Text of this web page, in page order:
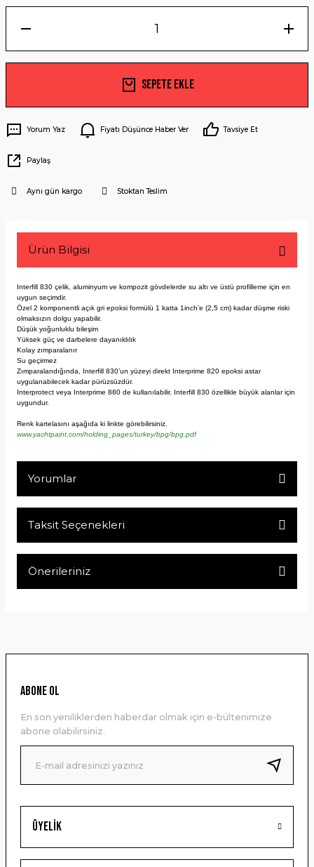
Sepete Ekle
Yorum Yaz Fiyatı Düşünce Haber Ver Tavsiye Et
Paylaş
Aynı gün kargo Stoktan Teslim
Ürün Bilgisi
Interfill 830 çelik, aluminyum ve kompozit gövdelerde su altı ve üstü profilleme için en
uygun seçimdir.
Özel 2 komponentli açık gri epoksi formülü 1 katta 1inch’e (2,5 cm) kadar düşme riski
olmaksızın dolgu yapabilir.
Düşük yoğunluklu bileşim
Yüksek güç ve darbelere dayanıklılık
Kolay zımparalanır
Su geçirmez
Zımparalandığında, Interfill 830’un yüzeyi direkt Interprime 820 epoksi astar
uygulanabilecek kadar pürüzsüzdür.
Interprotect veya Interprime 880 de kullanılabilir. Interfill 830 özellikle büyük alanlar için
uygundur.
Renk kartelasını aşağıda ki linkte görebilirsiniz.
www.yachtpaint.com/holding_pages/turkey/bpg/bpg.pdf
Yorumlar
Taksit Seçenekleri
Önerileriniz
Ürün resmi kalitesiz, bozuk veya görüntülenemiyor.
Ürün bilgilerinde hatalar bulunuyor.
Ürün fiyatı diğer sitelerden daha pahalı.
Bu ürüne benzer farklı alternatifler olmalı.
Gönder
Üyelik
ABONE OL
En son yeniliklerden haberdar olmak için e-bültenimize
abone olabilirsiniz.